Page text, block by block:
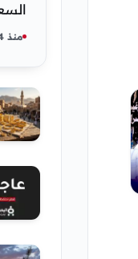
2026 — تحديث مباشر
منذ 4 ساعات